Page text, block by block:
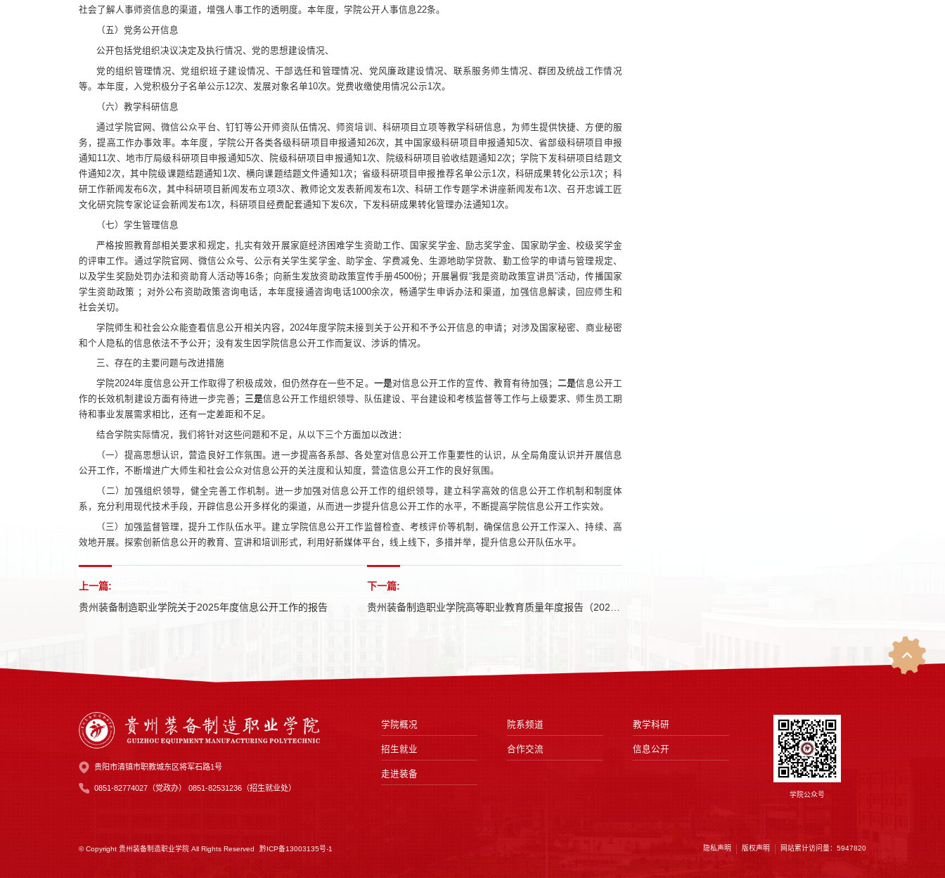
社会了解人事师资信息的渠道，增强人事工作的透明度。本年度，学院公开人事信息22条。
（五）党务公开信息
公开包括党组织决议决定及执行情况、党的思想建设情况、
党的组织管理情况、党组织班子建设情况、干部选任和管理情况、党风廉政建设情况、联系服务师生情况、群团及统战工作情况
等。本年度，入党积极分子名单公示12次、发展对象名单10次。党费收缴使用情况公示1次。
（六）教学科研信息
通过学院官网、微信公众平台、钉钉等公开师资队伍情况、师资培训、科研项目立项等教学科研信息，为师生提供快捷、方便的服
务，提高工作办事效率。本年度，学院公开各类各级科研项目申报通知26次，其中国家级科研项目申报通知5次、省部级科研项目申报
通知11次、地市厅局级科研项目申报通知5次、院级科研项目申报通知1次、院级科研项目验收结题通知2次；学院下发科研项目结题文
件通知2次，其中院级课题结题通知1次、横向课题结题文件通知1次；省级科研项目申报推荐名单公示1次，科研成果转化公示1次；科
研工作新闻发布6次，其中科研项目新闻发布立项3次、教师论文发表新闻发布1次、科研工作专题学术讲座新闻发布1次、召开忠诚工匠
文化研究院专家论证会新闻发布1次，科研项目经费配套通知下发6次，下发科研成果转化管理办法通知1次。
（七）学生管理信息
严格按照教育部相关要求和规定，扎实有效开展家庭经济困难学生资助工作、国家奖学金、励志奖学金、国家助学金、校级奖学金
的评审工作。通过学院官网、微信公众号、公示有关学生奖学金、助学金、学费减免、生源地助学贷款、勤工俭学的申请与管理规定、
以及学生奖励处罚办法和资助育人活动等16条；向新生发放资助政策宣传手册4500份；开展暑假“我是资助政策宣讲员”活动，传播国家
学生资助政策 ；对外公布资助政策咨询电话，本年度接通咨询电话1000余次，畅通学生申诉办法和渠道，加强信息解读，回应师生和
社会关切。
学院师生和社会公众能查看信息公开相关内容，2024年度学院未接到关于公开和不予公开信息的申请；对涉及国家秘密、商业秘密
和个人隐私的信息依法不予公开；没有发生因学院信息公开工作而复议、涉诉的情况。
三、存在的主要问题与改进措施
学院2024年度信息公开工作取得了积极成效，但仍然存在一些不足。 一是对信息公开工作的宣传、教育有待加强；二是信息公开工
作的长效机制建设方面有待进一步完善； 三是信息公开工作组织领导、队伍建设、平台建设和考核监督等工作与上级要求、师生员工期
待和事业发展需求相比，还有一定差距和不足。
结合学院实际情况，我们将针对这些问题和不足，从以下三个方面加以改进：
（一）提高思想认识，营造良好工作氛围。进一步提高各系部、各处室对信息公开工作重要性的认识，从全局角度认识并开展信息
公开工作，不断增进广大师生和社会公众对信息公开的关注度和认知度，营造信息公开工作的良好氛围。
（二）加强组织领导，健全完善工作机制。进一步加强对信息公开工作的组织领导，建立科学高效的信息公开工作机制和制度体
系，充分利用现代技术手段，开辟信息公开多样化的渠道，从而进一步提升信息公开工作的水平，不断提高学院信息公开工作实效。
（三）加强监督管理，提升工作队伍水平。建立学院信息公开工作监督检查、考核评价等机制，确保信息公开工作深入、持续、高
效地开展。探索创新信息公开的教育、宣讲和培训形式，利用好新媒体平台，线上线下，多措并举，提升信息公开队伍水平。
上一篇:
贵州装备制造职业学院关于2025年度信息公开工作的报告
下一篇:
贵州装备制造职业学院高等职业教育质量年度报告（2023年度）
贵阳市清镇市职教城东区将军石路1号
0851-82774027（党政办） 0851-82531236（招生就业处）
学院概况 院系频道 教学科研
招生就业 合作交流 信息公开
走进装备
学院公众号
© Copyright 贵州装备制造职业学院 All Rights Reserved 黔ICP备13003135号-1 隐私声明 版权声明 网站累计访问量： 5947820